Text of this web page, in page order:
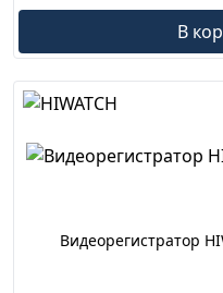
В
Видеорегистратор